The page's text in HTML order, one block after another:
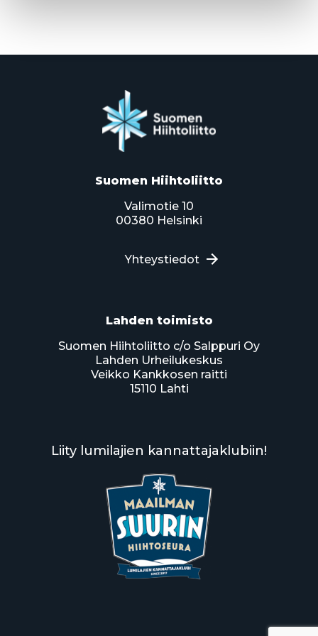
Suomen Hiihtoliitto
Valimotie 10
00380 Helsinki
Yhteystiedot
Lahden toimisto
Suomen Hiihtoliitto c/o Salppuri Oy
Lahden Urheilukeskus
Veikko Kankkosen raitti
15110 Lahti
Liity lumilajien kannattajaklubiin!